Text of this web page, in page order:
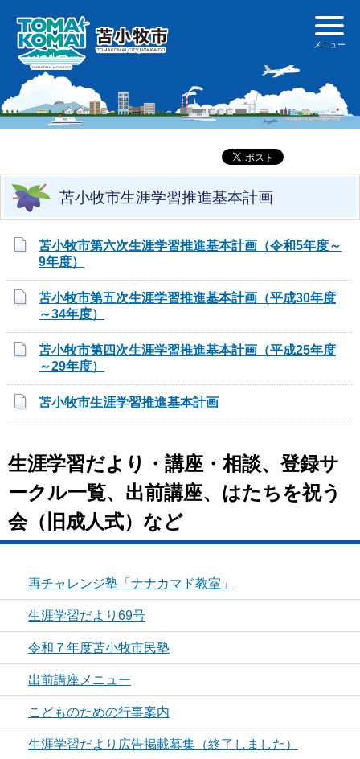
苫小牧市生涯学習推進基本計画
苫小牧市第六次生涯学習推進基本計画（令和5年度～
9年度）
苫小牧市第五次生涯学習推進基本計画（平成30年度
～34年度）
苫小牧市第四次生涯学習推進基本計画（平成25年度
～29年度）
苫小牧市生涯学習推進基本計画
生涯学習だより・講座・相談、登録サ
ークル一覧、出前講座、はたちを祝う
会（旧成人式）など
再チャレンジ塾「ナナカマド教室」
生涯学習だより69号
令和７年度苫小牧市民塾
出前講座メニュー
こどものための行事案内
生涯学習だより広告掲載募集（終了しました）